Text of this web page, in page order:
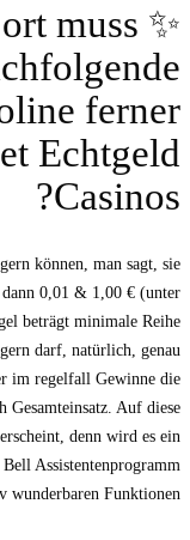
ort muss
ferner
Echtgeld
Casinos?
können, man sagt, sie
dann 0,01 & 1,00 € (unter
beträgt minimale Reihe
darf, natürlich, genau
im regelfall Gewinne die
Gesamteinsatz. Auf diese
denn wird es ein
Assistentenprogramm
wunderbaren Funktionen.